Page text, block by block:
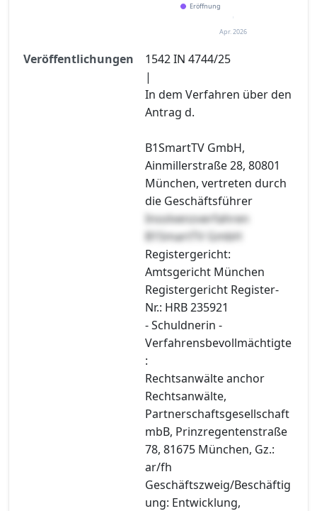
Eröffnung
Apr. 2026
Veröffentlichungen
1542 IN 4744/25
|
In dem Verfahren über den
Antrag d.
B1SmartTV GmbH,
Ainmillerstraße 28, 80801
München, vertreten durch
die Geschäftsführer
Insolvenzverfahren
B1SmartTV GmbH
Registergericht:
Amtsgericht München
Registergericht Register-
Nr.: HRB 235921
- Schuldnerin -
Verfahrensbevollmächtigte
:
Rechtsanwälte anchor
Rechtsanwälte,
Partnerschaftsgesellschaft
mbB, Prinzregentenstraße
78, 81675 München, Gz.:
ar/fh
Geschäftszweig/Beschäftig
ung: Entwicklung,